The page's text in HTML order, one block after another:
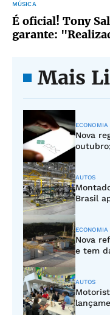
MÚSICA
É oficial! Tony
garante:
Mais
ECONOMIA
Nova
AUTOS
Brasil
ECONOMIA
Nova
e tem
AUTOS